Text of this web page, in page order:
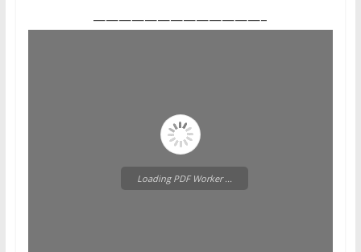
—————————————–
Loading PDF Worker ...